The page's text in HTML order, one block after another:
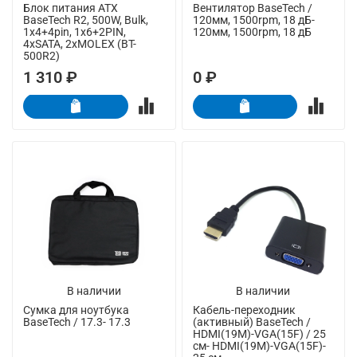
Блок питания ATX
BaseTech R2, 500W, Bulk,
1x4+4pin, 1x6+2PIN,
4xSATA, 2xMOLEX (BT-
500R2)
1 310 ₽
Вентилятор BaseTech /
120мм, 1500rpm, 18 дБ-
120мм, 1500rpm, 18 дБ
0 ₽
В наличии
Сумка для ноутбука
BaseTech / 17.3- 17.3
В наличии
Кабель-переходник
(активный) BaseTech /
HDMI(19M)-VGA(15F) / 25
см- HDMI(19M)-VGA(15F)-